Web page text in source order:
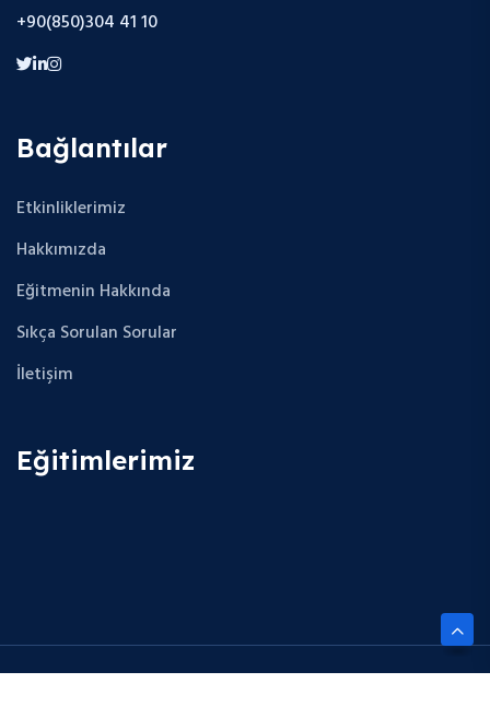
+90(850)304 41 10
Bağlantılar
Etkinliklerimiz
Hakkımızda
Eğitmenin Hakkında
Sıkça Sorulan Sorular
İletişim
Eğitimlerimiz